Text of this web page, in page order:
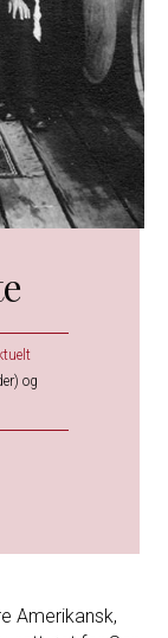
og
Amerikansk,